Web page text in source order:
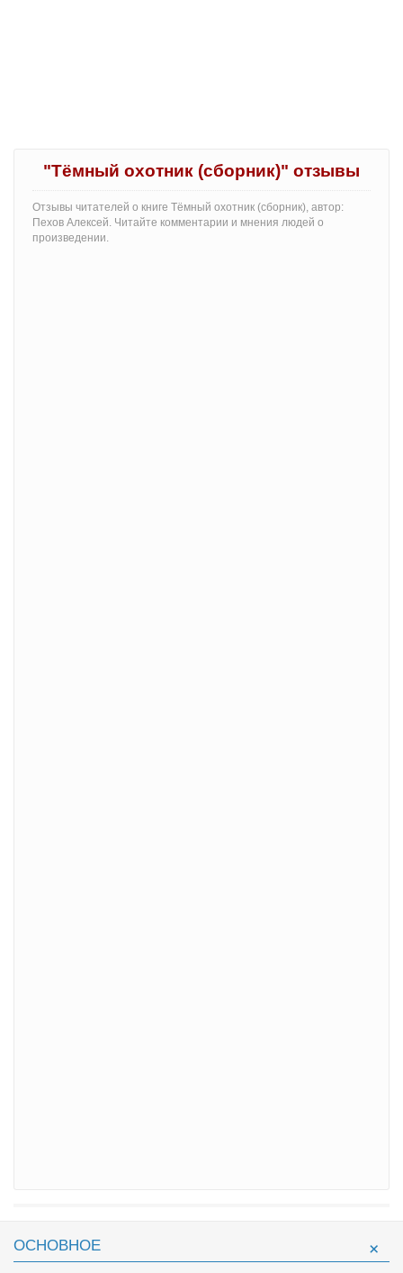
"Тёмный охотник (сборник)" отзывы
Отзывы читателей о книге Тёмный охотник (сборник), автор:
Пехов Алексей. Читайте комментарии и мнения людей о
произведении.
ОСНОВНОЕ